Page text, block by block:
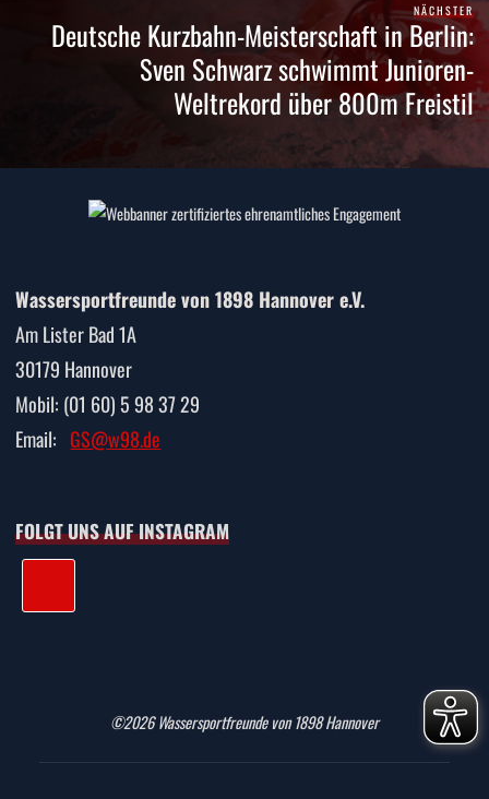
NÄCHSTER
Deutsche Kurzbahn-Meisterschaft in Berlin:
Sven Schwarz schwimmt Junioren-
Weltrekord über 800m Freistil
Wassersportfreunde von 1898 Hannover e.V.
Am Lister Bad 1A
30179 Hannover
Mobil: (01 60) 5 98 37 29
Email:GS@w98.de
FOLGT UNS AUF INSTAGRAM
©2026 Wassersportfreunde von 1898 Hannover